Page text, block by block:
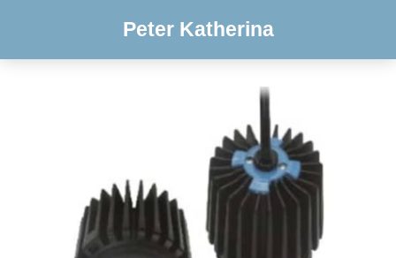
Peter Katherina